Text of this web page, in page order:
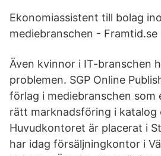
Ekonomiassistent till bolag
mediebranschen - Framtid.se
Även kvinnor i IT-branschen
problemen. SGP Online
förlag i mediebranschen som
rätt marknadsföring i katalog
Huvudkontoret är placerat i
har idag försäljningkontor i